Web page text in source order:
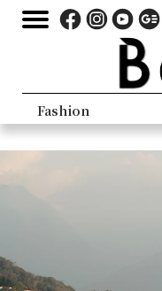
Fashion